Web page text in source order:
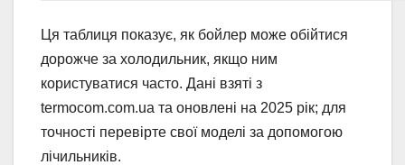
Ця таблиця показує, як бойлер може обійтися
дорожче за холодильник, якщо ним
користуватися часто. Дані взяті з
termocom.com.ua та оновлені на 2025 рік; для
точності перевірте свої моделі за допомогою
лічильників.